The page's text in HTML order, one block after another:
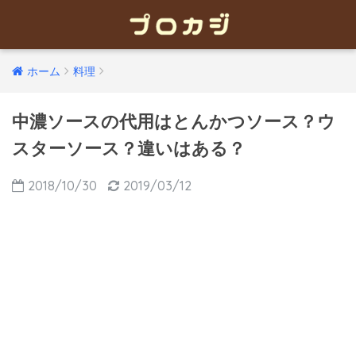
ホーム 料理
中濃ソースの代用はとんかつソース？ウ
スターソース？違いはある？
2018/10/30 2019/03/12